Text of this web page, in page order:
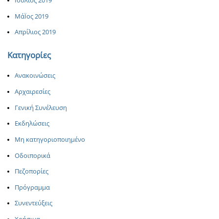
ΜάΪος 2019
Απρίλιος 2019
Κατηγορίες
Ανακοινώσεις
Αρχαιρεσίες
Γενική Συνέλευση
Εκδηλώσεις
Μη κατηγοριοποιημένο
Οδοιπορικά
Πεζοπορίες
Πρόγραμμα
Συνεντεύξεις